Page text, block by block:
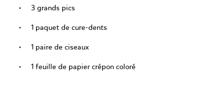
• 3 grands pics
• 1 paquet de cure-dents
• 1 paire de ciseaux
• 1 feuille de papier crépon coloré